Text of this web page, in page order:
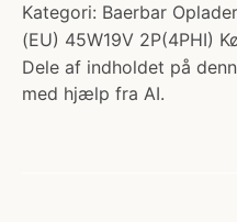
Kategori: Baerbar
(EU) 45W19V 2P(4PHI)
Dele af indholdet på
med hjælp fra AI.